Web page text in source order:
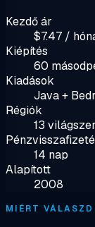
Kezdő ár
$7.47 /
Kiépítés
60
Kiadások
Java +
Régiók
13
14 nap
Alapított
2008
MIÉRT